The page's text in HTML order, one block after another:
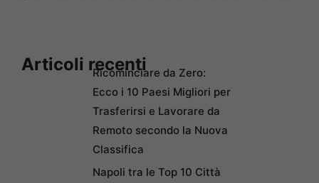
Articoli recentiRicominciare da Zero:
Ecco i 10 Paesi Migliori per
Trasferirsi e Lavorare da
Remoto secondo la Nuova
Classifica
Napoli tra le Top 10 Città